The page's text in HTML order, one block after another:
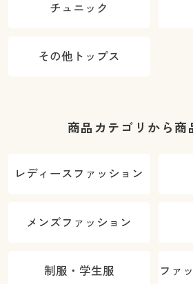
チュニック
その他トップス
商品カテゴリから商
レディースファッション
メンズファッション
制服・学生服 ファ